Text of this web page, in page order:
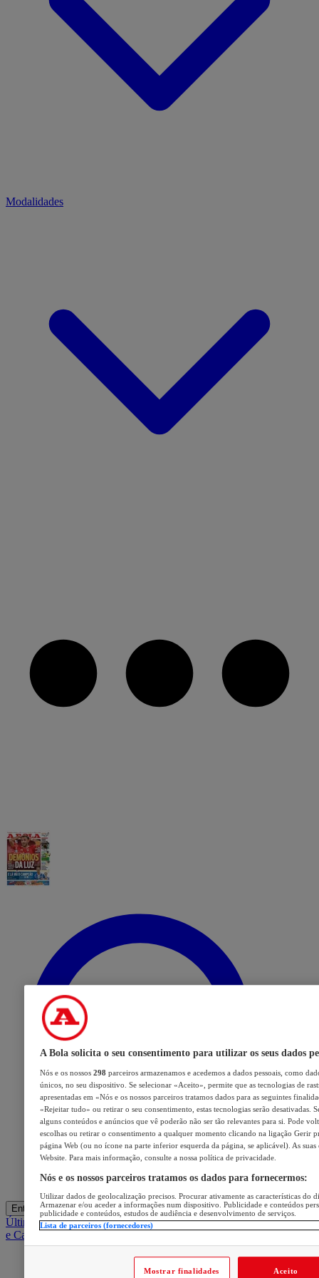
Modalidades
Entrar
ÚltimasMercadoOpiniãoiGaming HubA BOLA SUGEREBarba
e Cabelo
A Bola solicita o seu consentimento para utilizar os seus dados
Nós e os nossos 298 parceiros armazenamos e acedemos a dados pessoais, como
únicos, no seu dispositivo. Se selecionar «Aceito», permite que as tecnologias de
apresentadas em «Nós e os nossos parceiros tratamos dados para as seguintes
«Rejeitar tudo» ou retirar o seu consentimento, estas tecnologias serão desativadas.
alguns conteúdos e anúncios que vê poderão não ser tão relevantes para si. Pode
escolhas ou retirar o consentimento a qualquer momento clicando na ligação Gerir
página Web (ou no ícone na parte inferior esquerda da página, se aplicável). As suas
Website. Para mais informação, consulte a nossa política de privacidade.
Nós e os nossos parceiros tratamos os dados para fornecermos:
Utilizar dados de geolocalização precisos. Procurar ativamente as características do
Armazenar e/ou aceder a informações num dispositivo. Publicidade e conteúdos
publicidade e conteúdos, estudos de audiência e desenvolvimento de serviços.
Lista de parceiros (fornecedores)
Mostrar finalidades Aceito